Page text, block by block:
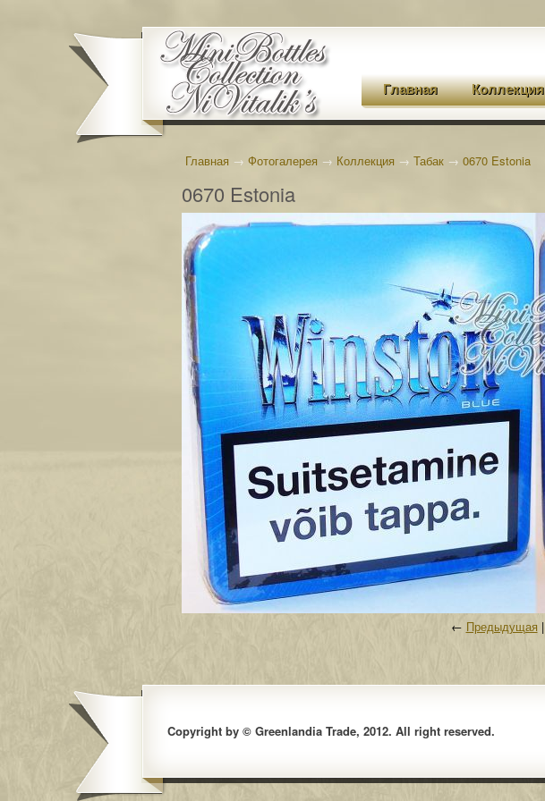
Главная Коллекция
Главная → Фотогалерея → Коллекция → Табак → 0670 Estonia
0670 Estonia
← Предыдущая|
Copyright by © Greenlandia Trade, 2012. All right reserved.